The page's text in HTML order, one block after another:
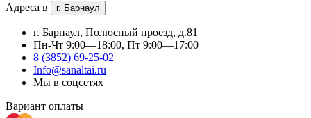
Адреса в г. Барнаул
г. Барнаул, Полюсный проезд, д.81
Пн-Чт 9:00—18:00, Пт 9:00—17:00
8 (3852) 69-25-02
Info@sanaltai.ru
Мы в соцсетях
Вариант оплаты